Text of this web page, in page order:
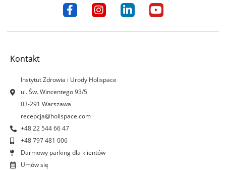
F
a
c
k
-
f
I
n
s
a
L
i
n
Y
o
u
Kontakt
Instytut Zdrowia i Urody Holispace
ul. Św. Wincentego 93/5
03-291 Warszawa
recepcja@holispace.com
+48 22 544 66 47
+48 797 481 006
Darmowy parking dla klientów
Umów się